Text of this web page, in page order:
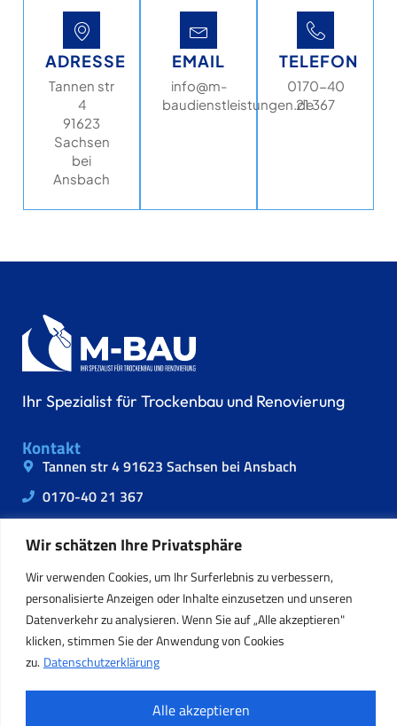
Wir schätzen Ihre Privatsphäre
Wir verwenden Cookies, um Ihr Surferlebnis zu verbessern,
personalisierte Anzeigen oder Inhalte einzusetzen und unseren
Datenverkehr zu analysieren. Wenn Sie auf „Alle akzeptieren"
klicken, stimmen Sie der Anwendung von Cookies
zu. Datenschutzerklärung
Alle akzeptieren
ADRESSE
Tannen str
4
91623
Sachsen
bei
Ansbach
EMAIL
info@m-
baudienstleistungen.de
TELEFON
0170-40
21 367
Ihr Spezialist für Trockenbau und Renovierung
Kontakt
Tannen str 4 91623 Sachsen bei Ansbach
0170-40 21 367
Impressum
Datenschutz
WebMail